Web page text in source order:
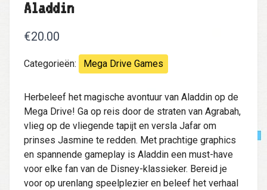
Aladdin
€20.00
Categorieën: Mega Drive Games
Herbeleef het magische avontuur van Aladdin op de
Mega Drive! Ga op reis door de straten van Agrabah,
vlieg op de vliegende tapijt en versla Jafar om
prinses Jasmine te redden. Met prachtige graphics
en spannende gameplay is Aladdin een must-have
voor elke fan van de Disney-klassieker. Bereid je
voor op urenlang speelplezier en beleef het verhaal